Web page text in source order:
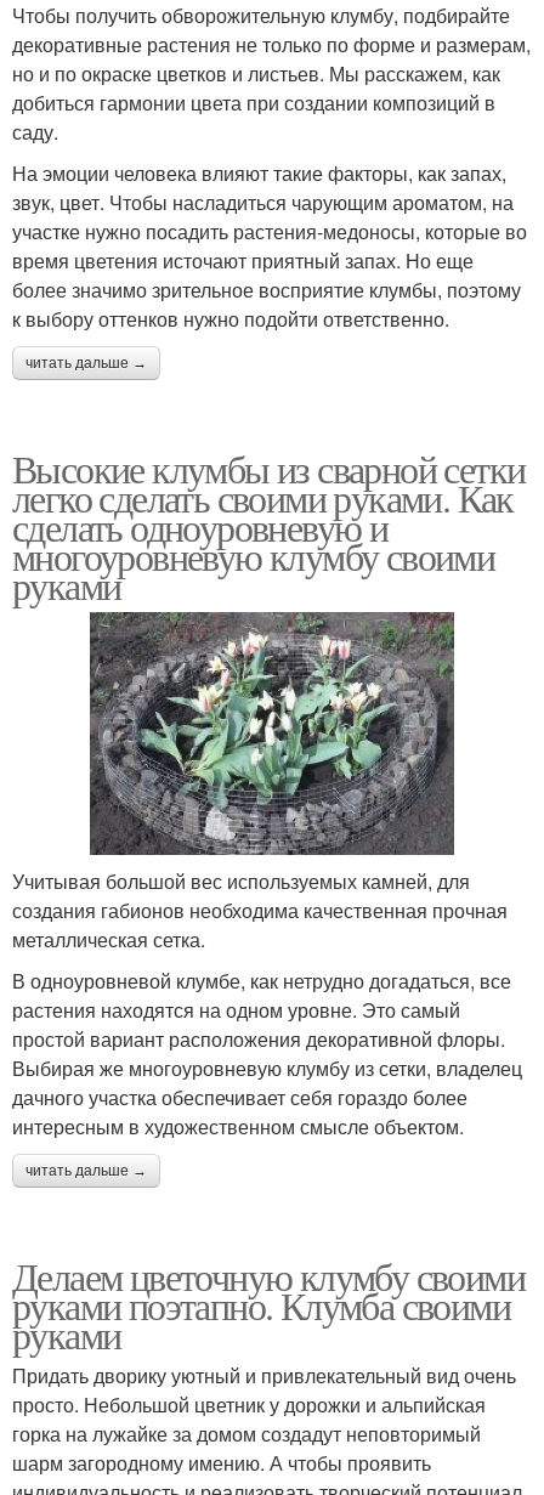
Чтобы получить обворожительную клумбу, подбирайте
декоративные растения не только по форме и размерам,
но и по окраске цветков и листьев. Мы расскажем, как
добиться гармонии цвета при создании композиций в
саду.
На эмоции человека влияют такие факторы, как запах,
звук, цвет. Чтобы насладиться чарующим ароматом, на
участке нужно посадить растения-медоносы, которые во
время цветения источают приятный запах. Но еще
более значимо зрительное восприятие клумбы, поэтому
к выбору оттенков нужно подойти ответственно.
читать дальше →
Высокие клумбы из сварной сетки
легко сделать своими руками. Как
сделать одноуровневую и
многоуровневую клумбу своими
руками
Учитывая большой вес используемых камней, для
создания габионов необходима качественная прочная
металлическая сетка.
В одноуровневой клумбе, как нетрудно догадаться, все
растения находятся на одном уровне. Это самый
простой вариант расположения декоративной флоры.
Выбирая же многоуровневую клумбу из сетки, владелец
дачного участка обеспечивает себя гораздо более
интересным в художественном смысле объектом.
читать дальше →
Делаем цветочную клумбу своими
руками поэтапно. Клумба своими
руками
Придать дворику уютный и привлекательный вид очень
просто. Небольшой цветник у дорожки и альпийская
горка на лужайке за домом создадут неповторимый
шарм загородному имению. А чтобы проявить